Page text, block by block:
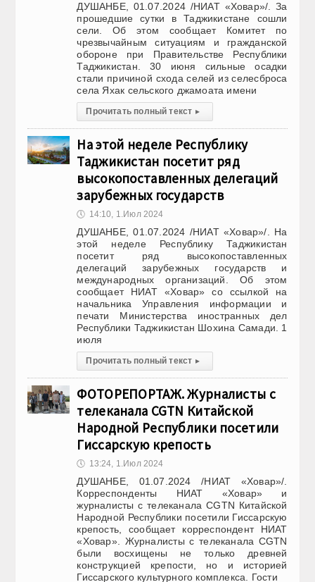
ДУШАНБЕ, 01.07.2024 /НИАТ «Ховар»/. За
прошедшие сутки в Таджикистане сошли
сели. Об этом сообщает Комитет по
чрезвычайным ситуациям и гражданской
обороне при Правительстве Республики
Таджикистан. 30 июня сильные осадки
стали причиной схода селей из селесброса
села Яхак сельского джамоата имени
Прочитать полный текст ▸
На этой неделе Республику
Таджикистан посетит ряд
высокопоставленных делегаций
зарубежных государств
🕔 14:10, 1.Июл 2024
ДУШАНБЕ, 01.07.2024 /НИАТ «Ховар»/. На
этой неделе Республику Таджикистан
посетит ряд высокопоставленных
делегаций зарубежных государств и
международных организаций. Об этом
сообщает НИАТ «Ховар» со ссылкой на
начальника Управления информации и
печати Министерства иностранных дел
Республики Таджикистан Шохина Самади. 1
июля
Прочитать полный текст ▸
ФОТОРЕПОРТАЖ. Журналисты с
телеканала CGTN Китайской
Народной Республики посетили
Гиссарскую крепость
🕔 13:24, 1.Июл 2024
ДУШАНБЕ, 01.07.2024 /НИАТ «Ховар»/.
Корреспонденты НИАТ «Ховар» и
журналисты с телеканала CGTN Китайской
Народной Республики посетили Гиссарскую
крепость, сообщает корреспондент НИАТ
«Ховар». Журналисты с телеканала CGTN
были восхищены не только древней
конструкцией крепости, но и историей
Гиссарского культурного комплекса. Гости